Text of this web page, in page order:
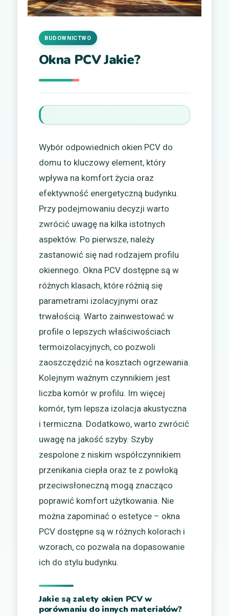
Okna PCV Jakie?
BUDOWNICTWO
Wybór odpowiednich okien PCV do
domu to kluczowy element, który
wpływa na komfort życia oraz
efektywność energetyczną budynku.
Przy podejmowaniu decyzji warto
zwrócić uwagę na kilka istotnych
aspektów. Po pierwsze, należy
zastanowić się nad rodzajem profilu
okiennego. Okna PCV dostępne są w
różnych klasach, które różnią się
parametrami izolacyjnymi oraz
trwałością. Warto zainwestować w
profile o lepszych właściwościach
termoizolacyjnych, co pozwoli
zaoszczędzić na kosztach ogrzewania.
Kolejnym ważnym czynnikiem jest
liczba komór w profilu. Im więcej
komór, tym lepsza izolacja akustyczna
i termiczna. Dodatkowo, warto zwrócić
uwagę na jakość szyby. Szyby
zespolone z niskim współczynnikiem
przenikania ciepła oraz te z powłoką
przeciwsłoneczną mogą znacząco
poprawić komfort użytkowania. Nie
można zapominać o estetyce – okna
PCV dostępne są w różnych kolorach i
wzorach, co pozwala na dopasowanie
ich do stylu budynku.
Jakie są zalety okien PCV w
porównaniu do innych materiałów?